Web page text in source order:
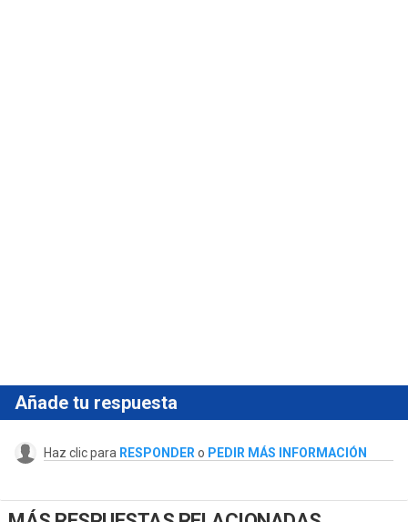
Añade tu respuesta
Haz clic para RESPONDER o PEDIR MÁS INFORMACIÓN